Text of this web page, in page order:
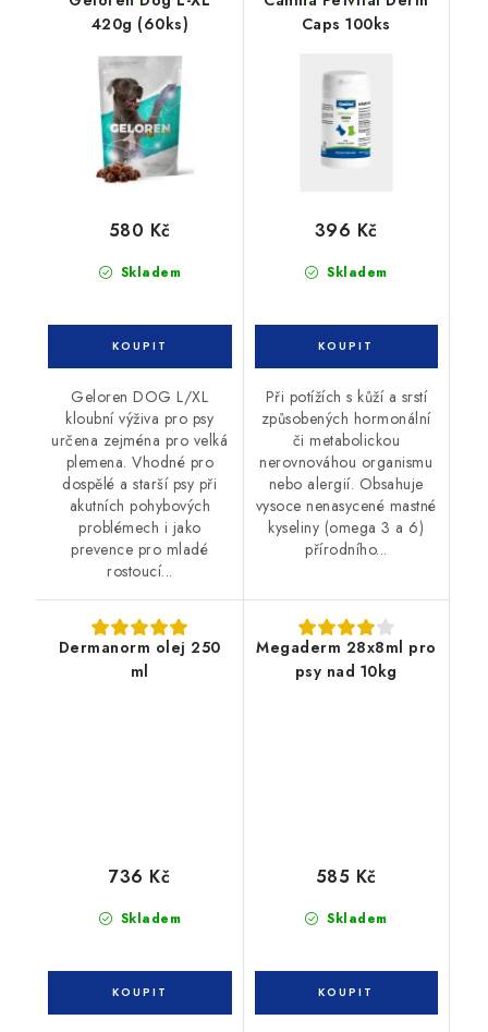
420g (60ks)
Skladem
580 Kč
Geloren DOG L/XL
kloubní výživa pro psy
určena zejména pro velká
plemena. Vhodné pro
dospělé a starší psy při
akutních pohybových
problémech i jako
prevence pro mladé
rostoucí...
Caps 100ks
Skladem
396 Kč
Při potížích s kůží a srstí
způsobených hormonální
či metabolickou
nerovnováhou organismu
nebo alergií. Obsahuje
vysoce nenasycené mastné
kyseliny (omega 3 a 6)
přírodního...
Dermanorm olej 250
ml
Skladem
736 Kč
Megaderm 28x8ml pro
psy nad 10kg
Skladem
585 Kč